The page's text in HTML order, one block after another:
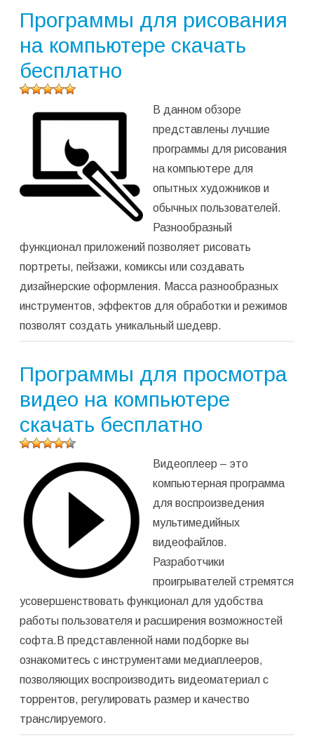
Программы для рисования
на компьютере скачать
бесплатно
программу
оценок,
среднее:
из 5)
В данном обзоре
представлены лучшие
программы для рисования
на компьютере для
опытных художников и
обычных пользователей.
Разнообразный
функционал приложений позволяет рисовать
портреты, пейзажи, комиксы или создавать
дизайнерские оформления. Масса разнообразных
инструментов, эффектов для обработки и режимов
позволят создать уникальный шедевр.
Программы для просмотра
видео на компьютере
скачать бесплатно
программу
(279
оценок,
среднее:
4,47
Видеоплеер – это
компьютерная программа
для воспроизведения
мультимедийных
видеофайлов.
Разработчики
проигрывателей стремятся
усовершенствовать функционал для удобства
работы пользователя и расширения возможностей
софта.В представленной нами подборке вы
ознакомитесь с инструментами медиаплееров,
позволяющих воспроизводить видеоматериал с
торрентов, регулировать размер и качество
транслируемого.